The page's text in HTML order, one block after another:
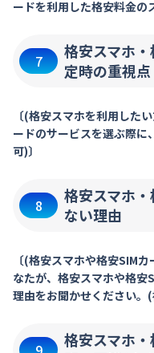
ードを利用した格安料金の
7
格安スマホ
定時の重視点
〔(格安スマホを利用した
ードのサービスを選ぶ際
可)〕
8
格安スマホ
ない理由
〔(格安スマホや格安SIM
なたが、格安スマホや格安
理由をお聞かせください。(
格安スマホ